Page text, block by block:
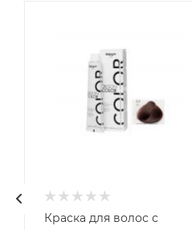
Краска для волос с